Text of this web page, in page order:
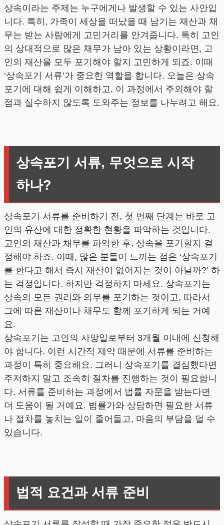
상속이라는 주제는 누구에게나 발생할 수 있는 사안입
니다. 특히, 가족이 세상을 떠났을 때 남기는 재산과 채
무는 받는 사람에게 고민거리를 안겨줍니다. 특히 고인
의 상대적으로 많은 채무가 남아 있는 상황이라면, 고
인의 재산을 모두 포기해야 할지 고민하게 되죠. 이때
‘상속포기 서류’가 중요한 역할을 합니다. 오늘은 상속
포기에 대해 쉽게 이해하고, 이 과정에서 주의해야 할
점과 실수하지 않도록 도와주는 정보를 나누려고 해요.
상속포기 서류, 무엇으로 시작
하나?
상속포기 서류를 준비하기 전, 첫 번째 단계는 바로 고
인의 유산에 대한 정확한 현황을 파악하는 것입니다.
고인의 재산과 채무를 파악한 후, 상속을 포기할지 결
정해야 하죠. 이때, 많은 분들이 느끼는 점은 ‘상속포기
를 한다고 해서 즉시 재산이 없어지는 것이 아닐까?’ 하
는 걱정입니다. 하지만 걱정하지 마세요. 상속포기는
상속의 모든 권리와 의무를 포기하는 것이고, 따라서
그에 따른 재산이나 채무도 함께 포기하게 되는 거예
요.
상속포기는 고인의 사망일로부터 3개월 이내에 신청해
야 합니다. 이런 시간적 제약 때문에 서류를 준비하는
과정이 특히 중요해요. 그러니 상속포기를 결심했다면
주저하지 말고 조속히 절차를 진행하는 것이 필요합니
다. 서류를 준비하는 과정에서 법률 자문을 받는다면
더 도움이 될 거예요. 법률가와 상담하면 필요한 서류
나 절차를 놓치는 일이 줄어들고, 마음의 부담을 덜 수
있습니다.
법적 요건과 서류 준비